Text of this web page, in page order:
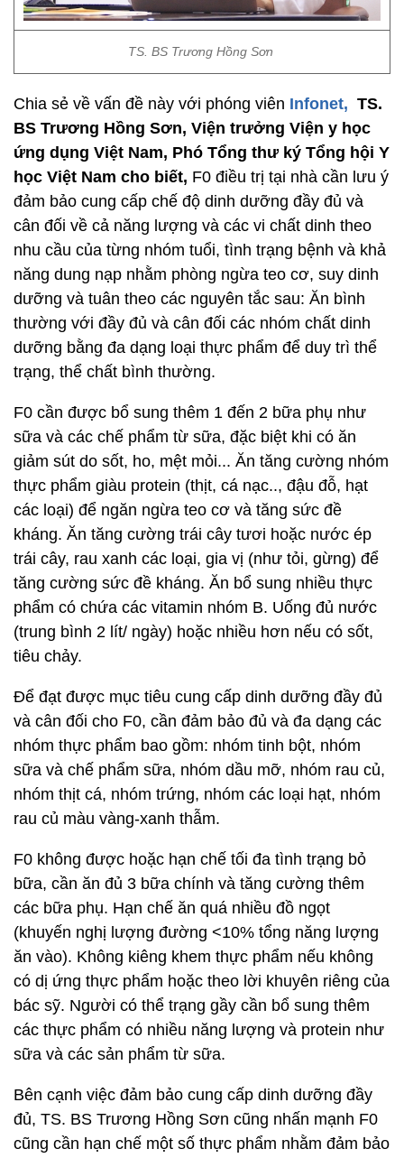
TS. BS Trương Hồng Sơn
Chia sẻ về vấn đề này với phóng viên Infonet, TS.
BS Trương Hồng Sơn, Viện trưởng Viện y học
ứng dụng Việt Nam, Phó Tổng thư ký Tổng hội Y
học Việt Nam cho biết, F0 điều trị tại nhà cần lưu ý
đảm bảo cung cấp chế độ dinh dưỡng đầy đủ và
cân đối về cả năng lượng và các vi chất dinh theo
nhu cầu của từng nhóm tuổi, tình trạng bệnh và khả
năng dung nạp nhằm phòng ngừa teo cơ, suy dinh
dưỡng và tuân theo các nguyên tắc sau: Ăn bình
thường với đầy đủ và cân đối các nhóm chất dinh
dưỡng bằng đa dạng loại thực phẩm để duy trì thể
trạng, thể chất bình thường.
F0 cần được bổ sung thêm 1 đến 2 bữa phụ như
sữa và các chế phẩm từ sữa, đặc biệt khi có ăn
giảm sút do sốt, ho, mệt mỏi... Ăn tăng cường nhóm
thực phẩm giàu protein (thịt, cá nạc.., đậu đỗ, hạt
các loại) để ngăn ngừa teo cơ và tăng sức đề
kháng. Ăn tăng cường trái cây tươi hoặc nước ép
trái cây, rau xanh các loại, gia vị (như tỏi, gừng) để
tăng cường sức đề kháng. Ăn bổ sung nhiều thực
phẩm có chứa các vitamin nhóm B. Uống đủ nước
(trung bình 2 lít/ ngày) hoặc nhiều hơn nếu có sốt,
tiêu chảy.
Để đạt được mục tiêu cung cấp dinh dưỡng đầy đủ
và cân đối cho F0, cần đảm bảo đủ và đa dạng các
nhóm thực phẩm bao gồm: nhóm tinh bột, nhóm
sữa và chế phẩm sữa, nhóm dầu mỡ, nhóm rau củ,
nhóm thịt cá, nhóm trứng, nhóm các loại hạt, nhóm
rau củ màu vàng-xanh thẫm.
F0 không được hoặc hạn chế tối đa tình trạng bỏ
bữa, cần ăn đủ 3 bữa chính và tăng cường thêm
các bữa phụ. Hạn chế ăn quá nhiều đồ ngọt
(khuyến nghị lượng đường <10% tổng năng lượng
ăn vào). Không kiêng khem thực phẩm nếu không
có dị ứng thực phẩm hoặc theo lời khuyên riêng của
bác sỹ. Người có thể trạng gầy cần bổ sung thêm
các thực phẩm có nhiều năng lượng và protein như
sữa và các sản phẩm từ sữa.
Bên cạnh việc đảm bảo cung cấp dinh dưỡng đầy
đủ, TS. BS Trương Hồng Sơn cũng nhấn mạnh F0
cũng cần hạn chế một số thực phẩm nhằm đảm bảo